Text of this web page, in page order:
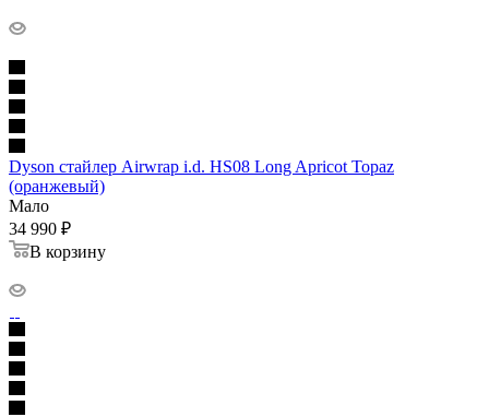
Dyson стайлер Airwrap i.d. HS08 Long Apricot Topaz
(оранжевый)
Мало
34 990 ₽
В корзину